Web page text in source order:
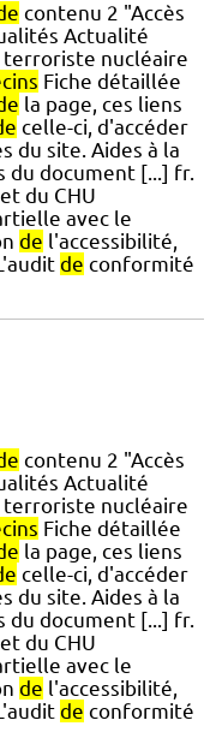
contenu 2 "Accès
Actualité
nucléaire
Fiche détaillée
la page, ces liens
celle-ci, d'accéder
du site. Aides à la
du document [...] fr.
du CHU
avec le
de l'accessibilité,
de conformité
contenu 2 "Accès
Actualité
nucléaire
Fiche détaillée
la page, ces liens
celle-ci, d'accéder
du site. Aides à la
du document [...] fr.
du CHU
avec le
de l'accessibilité,
de conformité